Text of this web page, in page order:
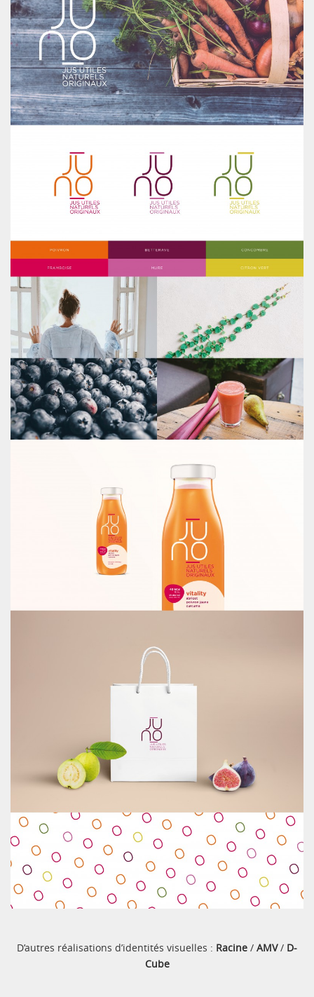
D’autres réalisations d’identités visuelles : Racine / AMV/ D-
Cube